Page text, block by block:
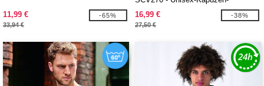
11,99 €
33,94 €
-65%
Sweatshirt mit FRUIT OF THE
LOOM VINTAGE-Logo
16,99 €
27,50 €
-38%